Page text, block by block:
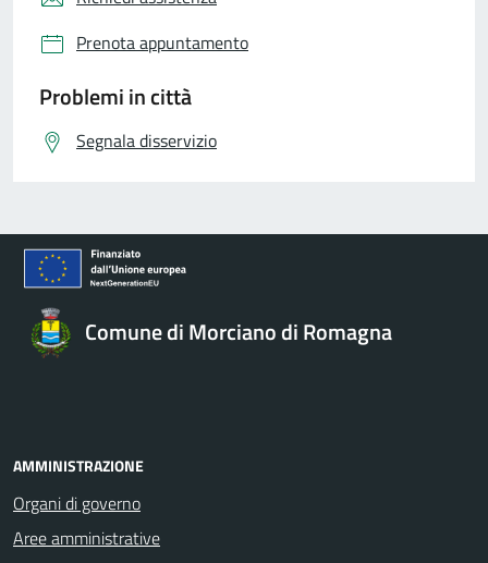
Prenota appuntamento
Problemi in città
Segnala disservizio
Comune di Morciano di Romagna
AMMINISTRAZIONE
Organi di governo
Aree amministrative